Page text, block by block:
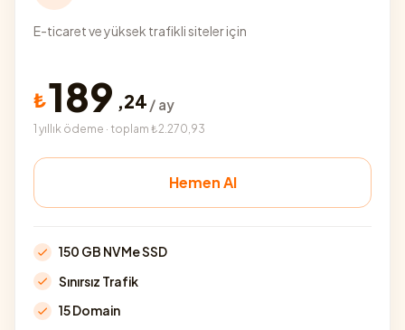
E-ticaret ve yüksek trafikli siteler için
₺189 ,24 / ay
1 yıllık ödeme · toplam ₺2.270,93
Hemen Al
150 GB NVMe SSD
Sınırsız Trafik
15 Domain